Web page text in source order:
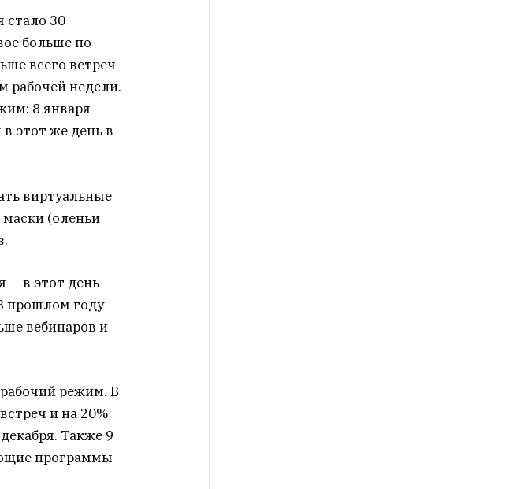
стало 30
больше по
всего встреч
рабочей недели.
8 января
этот же день в
виртуальные
(оленьи
в этот день
прошлом году
вебинаров и
режим. В
и на 20%
Также 9
программы